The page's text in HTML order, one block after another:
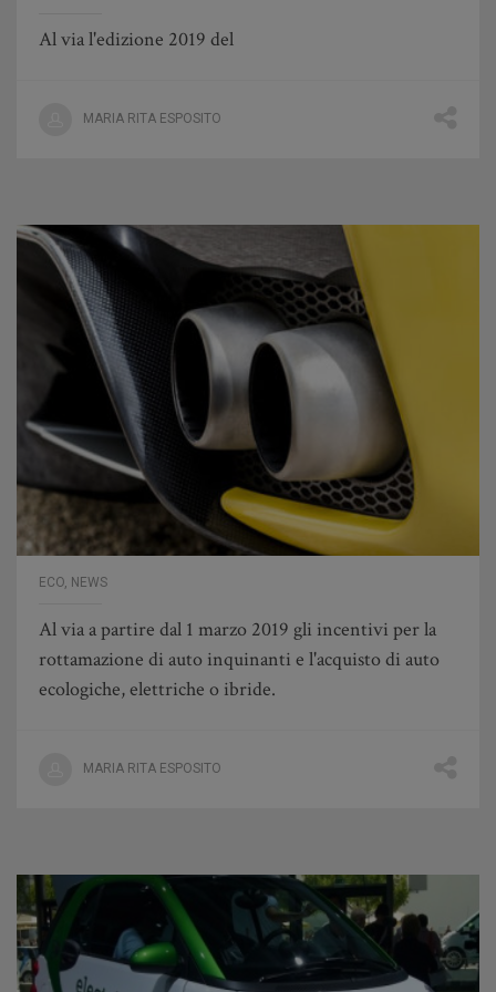
Al via l'edizione 2019 del
MARIA RITA ESPOSITO
ECO, NEWS
Al via a partire dal 1 marzo 2019 gli incentivi per la
rottamazione di auto inquinanti e l'acquisto di auto
ecologiche, elettriche o ibride.
MARIA RITA ESPOSITO